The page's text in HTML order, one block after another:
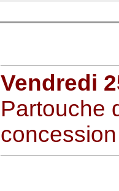
Vendredi
Partouche